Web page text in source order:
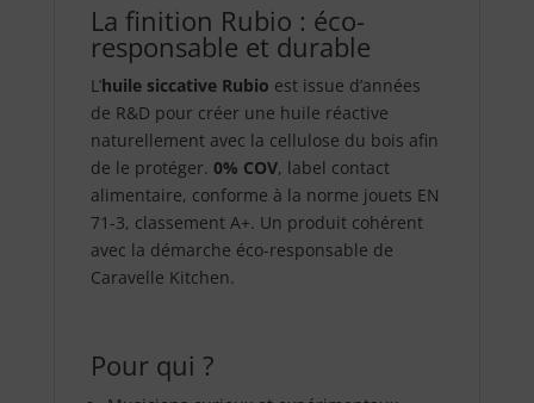
La finition Rubio : éco-
responsable et durable
L’huile siccative Rubio est issue d’années
de R&D pour créer une huile réactive
naturellement avec la cellulose du bois afin
de le protéger. 0% COV, label contact
alimentaire, conforme à la norme jouets EN
71-3, classement A+. Un produit cohérent
avec la démarche éco-responsable de
Caravelle Kitchen.
Pour qui ?